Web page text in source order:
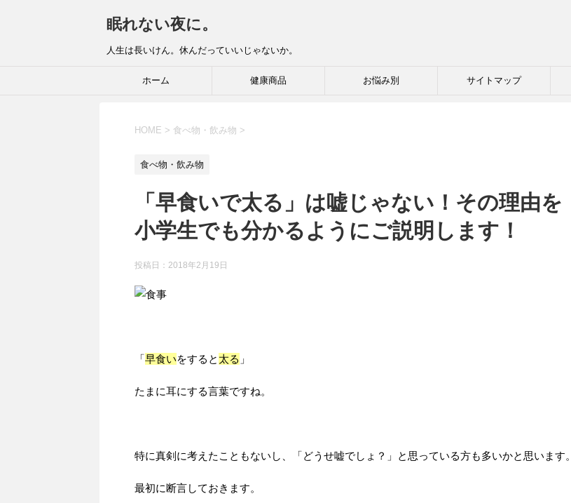
眠れない夜に。
人生は長いけん。休んだっていいじゃないか。
ホーム 健康商品 お悩み別 サイトマップ
HOME > 食べ物・飲み物 >
食べ物・飲み物
「早食いで太る」は嘘じゃない！その理由を
小学生でも分かるようにご説明します！
投稿日： 2018年2月19日
「早食いをすると 太る 」
たまに耳にする言葉ですね。
特に真剣に考えたこともないし、「どうせ嘘でしょ？」と思っている方も多いかと思います。
最初に断言しておきます。